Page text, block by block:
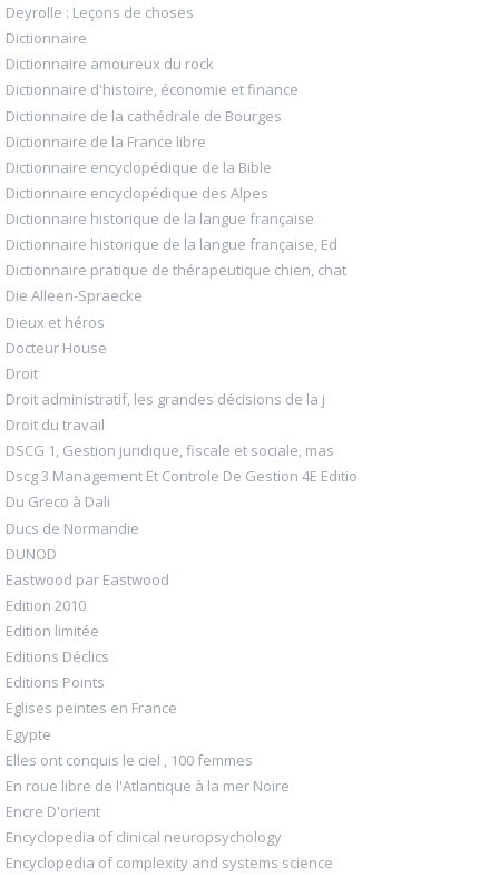
Deyrolle : Leçons de choses
Dictionnaire
Dictionnaire amoureux du rock
Dictionnaire d'histoire, économie et finance
Dictionnaire de la cathédrale de Bourges
Dictionnaire de la France libre
Dictionnaire encyclopédique de la Bible
Dictionnaire encyclopédique des Alpes
Dictionnaire historique de la langue française
Dictionnaire historique de la langue française, Ed
Dictionnaire pratique de thérapeutique chien, chat
Die Alleen-Spraecke
Dieux et héros
Docteur House
Droit
Droit administratif, les grandes décisions de la j
Droit du travail
DSCG 1, Gestion juridique, fiscale et sociale, mas
Dscg 3 Management Et Controle De Gestion 4E Editio
Du Greco à Dali
Ducs de Normandie
DUNOD
Eastwood par Eastwood
Edition 2010
Edition limitée
Editions Déclics
Editions Points
Eglises peintes en France
Egypte
Elles ont conquis le ciel , 100 femmes
En roue libre de l'Atlantique à la mer Noire
Encre D'orient
Encyclopedia of clinical neuropsychology
Encyclopedia of complexity and systems science